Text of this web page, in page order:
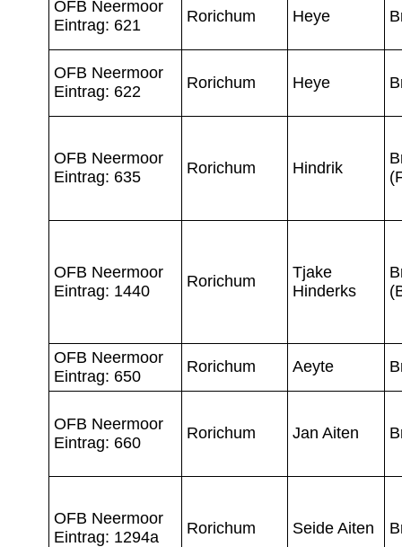
OFB Neermoor
Eintrag: 621
Rorichum Heye
OFB Neermoor
Eintrag: 622
Rorichum Heye
OFB Neermoor
Eintrag: 635
Rorichum Hindrik
OFB Neermoor
Eintrag: 1440
Rorichum
Tjake
Hinderks
OFB Neermoor
Eintrag: 650
Rorichum Aeyte
OFB Neermoor
Eintrag: 660
Rorichum Jan Aiten
OFB Neermoor
Eintrag: 1294a
Rorichum Seide Aiten